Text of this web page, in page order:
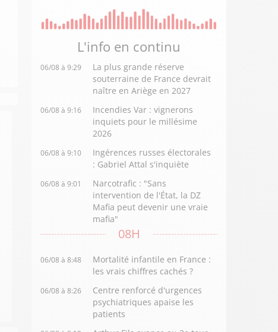
L'info en continu
06/08 à 9:29
La plus grande réserve
souterraine de France devrait
naître en Ariège en 2027
06/08 à 9:16
Incendies Var : vignerons
inquiets pour le millésime
2026
06/08 à 9:10
Ingérences russes électorales
: Gabriel Attal s'inquiète
06/08 à 9:01
Narcotrafic : "Sans
intervention de l'État, la DZ
Mafia peut devenir une vraie
mafia"
08H
06/08 à 8:48
Mortalité infantile en France :
les vrais chiffres cachés ?
06/08 à 8:26
Centre renforcé d'urgences
psychiatriques apaise les
patients